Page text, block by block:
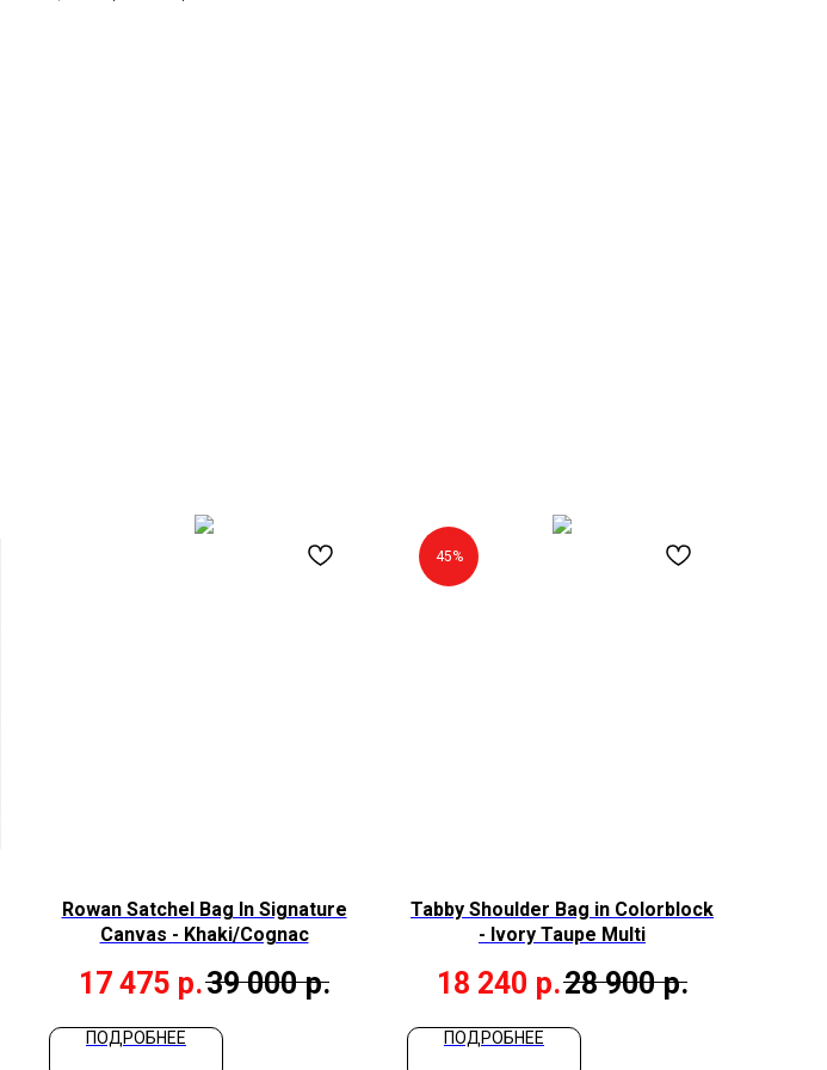
Rowan Satchel Bag In Signature
Canvas - Khaki/Cognac
17 475 р.39 000 р.
ПОДРОБНЕЕ
45%
Tabby Shoulder Bag in Colorblock
- Ivory Taupe Multi
18 240 р.28 900 р.
ПОДРОБНЕЕ